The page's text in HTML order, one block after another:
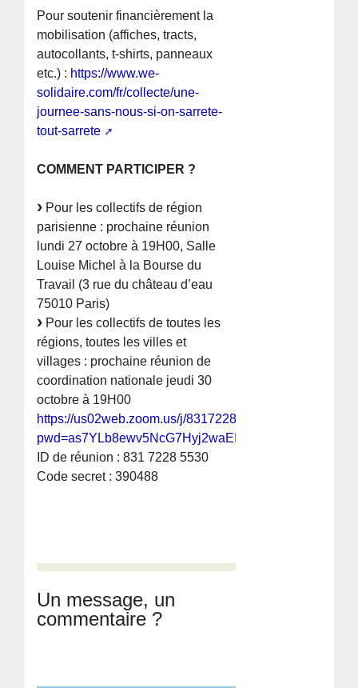
Pour soutenir financièrement la
mobilisation (affiches, tracts,
autocollants, t-shirts, panneaux
etc.) : https://www.we-
solidaire.com/fr/collecte/une-
journee-sans-nous-si-on-sarrete-
tout-sarrete
COMMENT PARTICIPER ?
Pour les collectifs de région
parisienne : prochaine réunion
lundi 27 octobre à 19H00, Salle
Louise Michel à la Bourse du
Travail (3 rue du château d’eau
75010 Paris)
Pour les collectifs de toutes les
régions, toutes les villes et
villages : prochaine réunion de
coordination nationale jeudi 30
octobre à 19H00
https://us02web.zoom.us/j/83172285530?
pwd=as7YLb8ewv5NcG7Hyj2waEI8AdoNcy.1
ID de réunion : 831 7228 5530
Code secret : 390488
Un message, un
commentaire ?